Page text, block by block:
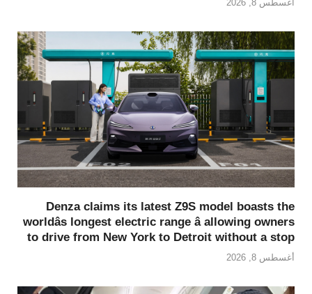
أغسطس 8, 2026
Denza claims its latest Z9S model boasts the
worldâs longest electric range â allowing owners
to drive from New York to Detroit without a stop
أغسطس 8, 2026